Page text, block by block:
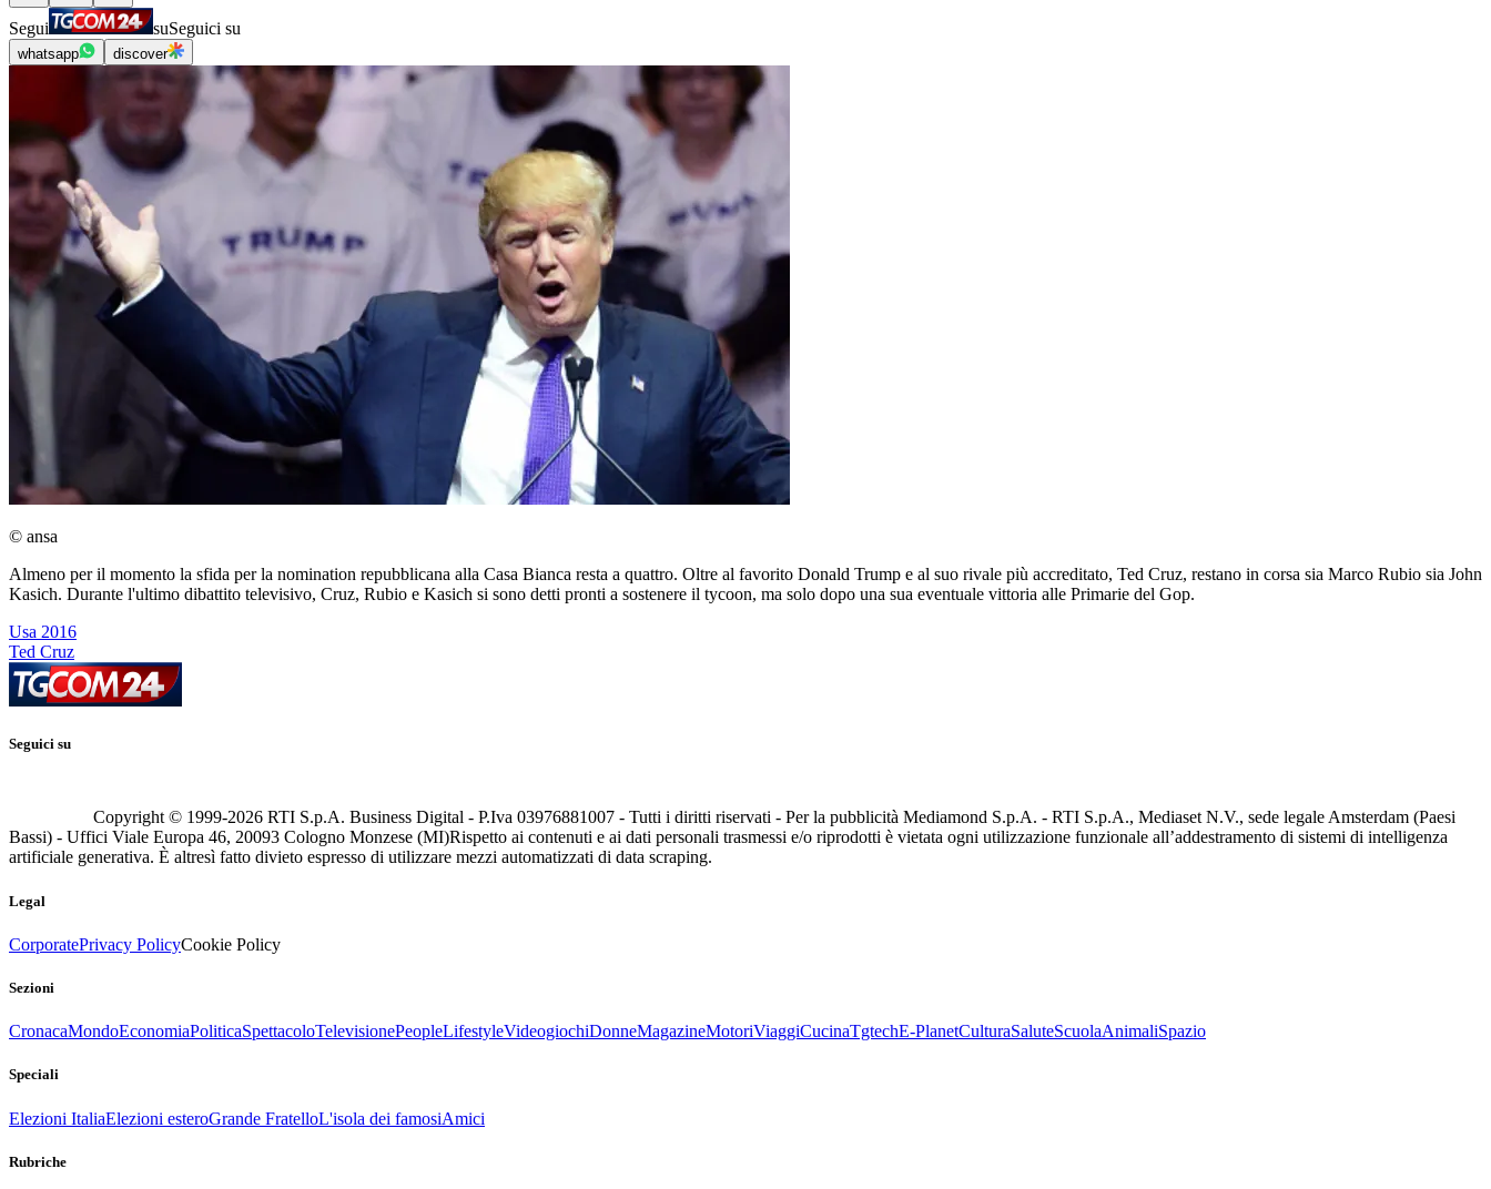
Segui suSeguici su
whatsapp discover
© ansa
Almeno per il momento la sfida per la nomination repubblicana alla Casa Bianca resta a quattro. Oltre al favorito Donald Trump e al suo rivale più accreditato, Ted Cruz, restano in corsa sia Marco Rubio sia John
Kasich. Durante l'ultimo dibattito televisivo, Cruz, Rubio e Kasich si sono detti pronti a sostenere il tycoon, ma solo dopo una sua eventuale vittoria alle Primarie del Gop.
Usa 2016
Ted Cruz
Seguici su
Copyright © 1999-2026 RTI S.p.A. Business Digital - P.Iva 03976881007 - Tutti i diritti riservati - Per la pubblicità Mediamond S.p.A. - RTI S.p.A., Mediaset N.V., sede legale Amsterdam (Paesi
Bassi) - Uffici Viale Europa 46, 20093 Cologno Monzese (MI)Rispetto ai contenuti e ai dati personali trasmessi e/o riprodotti è vietata ogni utilizzazione funzionale all’addestramento di sistemi di intelligenza
artificiale generativa. È altresì fatto divieto espresso di utilizzare mezzi automatizzati di data scraping.
Legal
CorporatePrivacy PolicyCookie Policy
Sezioni
CronacaMondoEconomiaPoliticaSpettacoloTelevisionePeopleLifestyleVideogiochiDonneMagazineMotoriViaggiCucinaTgtechE-PlanetCulturaSaluteScuolaAnimaliSpazio
Speciali
Elezioni ItaliaElezioni esteroGrande FratelloL'isola dei famosiAmici
Rubriche